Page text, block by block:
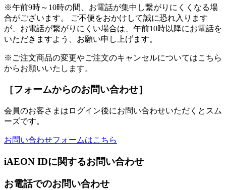
※午前9時～10時の間、お電話が集中し繋がりにくくなる場
合がございます。 ご不便をおかけして誠に恐れ入ります
が、お電話が繋がりにくい場合は、午前10時以降にお電話を
いただきますよう、お願い申し上げます。
※ご注文商品の変更やご注文のキャンセルについてはこちら
からお願いいたします。
［フォームからのお問い合わせ］
会員のお客さまはログイン後にお問い合わせいただくとスム
ーズです。
お問い合わせフォームはこちら
iAEON IDに関するお問い合わせ
お電話でのお問い合わせ